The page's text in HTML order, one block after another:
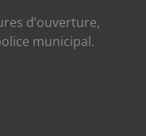
d’ouverture,
municipal.